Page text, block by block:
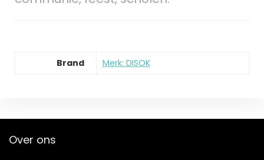
Brand Merk: DISOK
Over ons